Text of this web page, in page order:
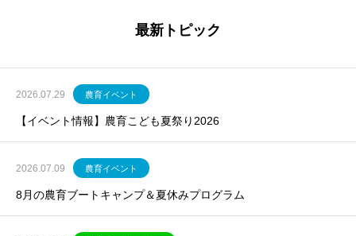
最新トピック
2026.07.29 農育イベント
【イベント情報】農育こども夏祭り2026
2026.07.09 農育イベント
8月の農育ブートキャンプ＆夏休みプログラム